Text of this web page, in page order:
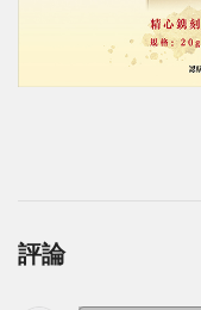
評論